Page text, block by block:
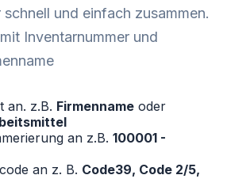
und einfach zusammen.
Inventarnummer und
an. z.B. Firmenname oder
an z.B. 100001 -
an z. B. Code39, Code 2/5,